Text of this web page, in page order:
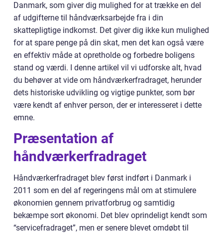
Danmark, som giver dig mulighed for at trække en del
af udgifterne til håndværksarbejde fra i din
skattepligtige indkomst. Det giver dig ikke kun mulighed
for at spare penge på din skat, men det kan også være
en effektiv måde at opretholde og forbedre boligens
stand og værdi. I denne artikel vil vi udforske alt, hvad
du behøver at vide om håndværkerfradraget, herunder
dets historiske udvikling og vigtige punkter, som bør
være kendt af enhver person, der er interesseret i dette
emne.
Præsentation af
håndværkerfradraget
Håndværkerfradraget blev først indført i Danmark i
2011 som en del af regeringens mål om at stimulere
økonomien gennem privatforbrug og samtidig
bekæmpe sort økonomi. Det blev oprindeligt kendt som
“servicefradraget”, men er senere blevet omdøbt til